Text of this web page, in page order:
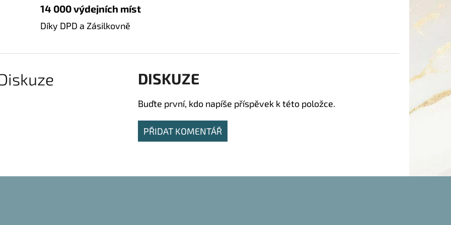
14 000 výdejních míst
Díky DPD a Zásilkovně
DISKUZE
Buďte první, kdo napíše příspěvek k této položce.
PŘIDAT KOMENTÁŘ